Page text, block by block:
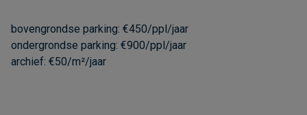
bovengrondse parking: €450/ppl/jaar
ondergrondse parking: €900/ppl/jaar
archief: €50/m²/jaar